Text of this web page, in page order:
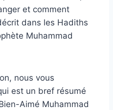
et comment
dans les Hadiths
Muhammad
nous vous
est un bref résumé
Aimé Muhammad